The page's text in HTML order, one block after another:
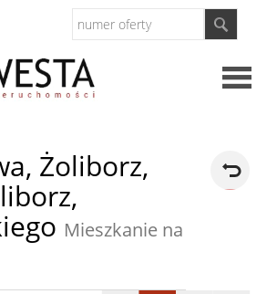
główna
Żoliborz,
Mieszkanie na